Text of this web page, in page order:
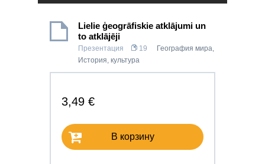
Lielie ģeogrāfiskie atklājumi un
to atklājēji
Презентация 19 География мира,
История, культура
3,49 €
В корзину